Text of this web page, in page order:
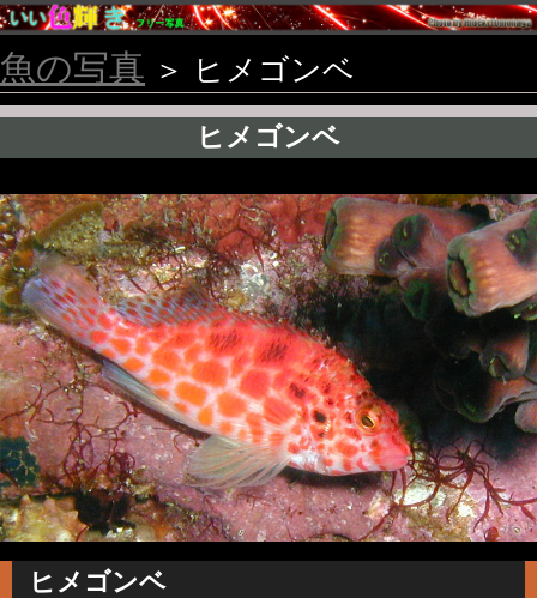
魚の写真 ＞ ヒメゴンベ
ヒメゴンベ
ヒメゴンベ